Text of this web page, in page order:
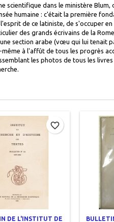
scientifique dans le ministère
humaine : c'était la première
de ce latiniste, de s'occuper
des grands écrivains de la
section arabe (vœu qui lui tenait
à l'affût de tous les progrès
les photos de tous les livres
DE L'INSTITUT DE
favorite_border